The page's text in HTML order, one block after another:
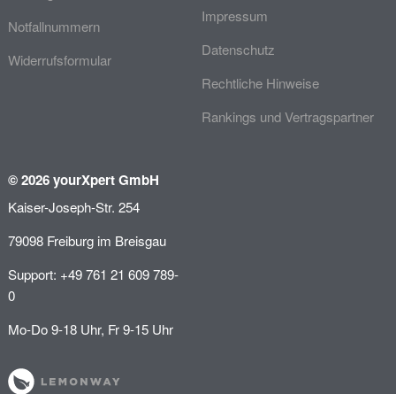
Notfallnummern
Widerrufsformular
Impressum
Datenschutz
Rechtliche Hinweise
Rankings und Vertragspartner
© 2026 yourXpert GmbH
Kaiser-Joseph-Str. 254
79098 Freiburg im Breisgau
Support: +49 761 21 609 789-
0
Mo-Do 9-18 Uhr, Fr 9-15 Uhr